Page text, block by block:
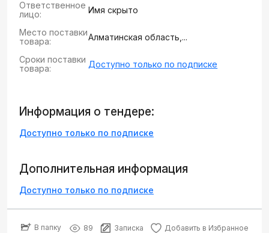
Ответственное
лицо:
Имя скрыто
Место поставки
товара:
Алматинская область,...
Сроки поставки
товара:
Доступно только по подписке
Информация о тендере:
Доступно только по подписке
Дополнительная информация
Доступно только по подписке
В папку 89 Записка Добавить в Избранное